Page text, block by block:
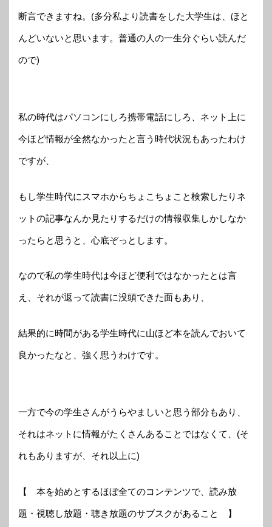
断言できますね。(多分私より読書をした大学生は、ほと
んどいないと思います。普通の人の一生分ぐらい読んだ
ので)
私の時代はパソコンにしろ携帯電話にしろ、ネット上に
今ほど情報が全然なかったと言う時代状況もあったわけ
ですが、
もし学生時代にスマホからちょこちょこと検索したりネ
ットの記事なんか見たりするだけの情報収集しかしなか
ったらと思うと、心底ぞっとします。
なので私の学生時代は今ほど便利ではなかったとは言
え、それが返って読書に没頭できた面もあり、
結果的に時間がある学生時代に山ほど本を読んでおいて
良かったなと、強く思うわけです。
一方で今の学生さんがうらやましいと思う部分もあり、
それはネットに情報がたくさんあることではなくて、(そ
れもありますが、それ以上に)
【 本を始めとするほぼ全てのコンテンツで、読み放
題・視聴し放題・聴き放題のサブスクがあること 】